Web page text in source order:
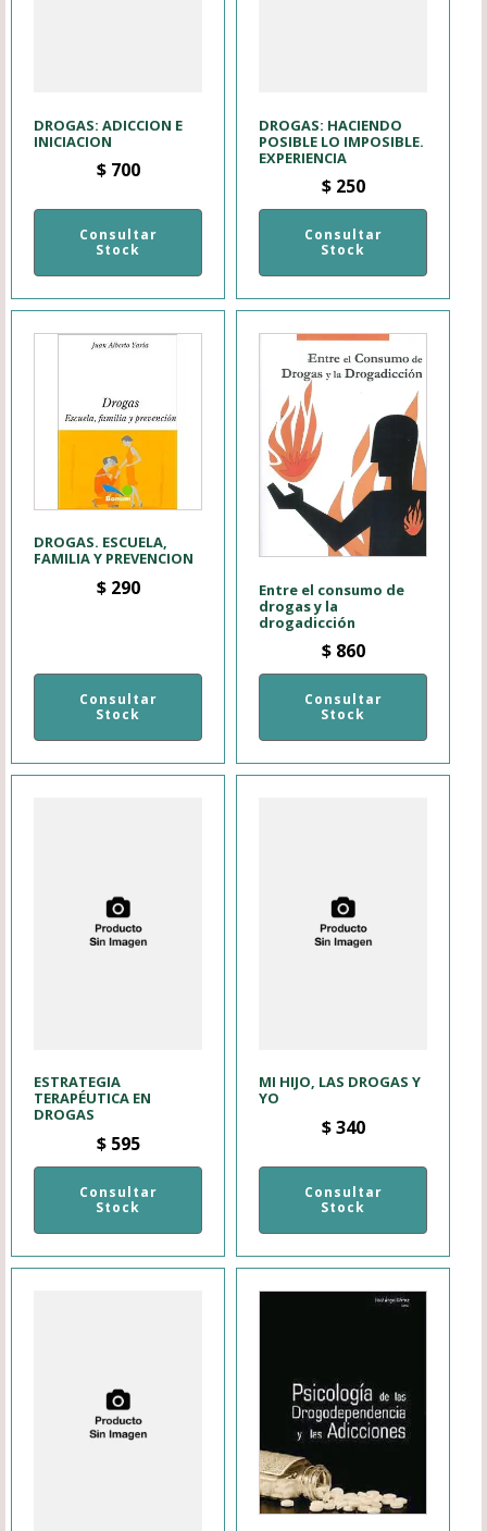
DROGAS: ADICCION E
INICIACION
$700
Consultar
Stock
DROGAS: HACIENDO
POSIBLE LO IMPOSIBLE.
EXPERIENCIA
$250
Consultar
Stock
DROGAS. ESCUELA,
FAMILIA Y PREVENCION
$290
Consultar
Stock
Entre el consumo de
drogas y la
drogadicción
$860
Consultar
Stock
ESTRATEGIA
TERAPÉUTICA EN
DROGAS
$595
Consultar
Stock
MI HIJO, LAS DROGAS Y
YO
$340
Consultar
Stock